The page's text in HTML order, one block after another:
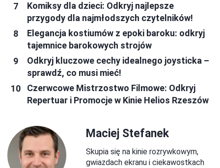
Komiksy dla dzieci: Odkryj najlepsze
przygody dla najmłodszych czytelników!
Elegancja kostiumów z epoki baroku: odkryj
tajemnice barokowych strojów
Odkryj kluczowe cechy idealnego joysticka –
sprawdź, co musi mieć!
Czerwcowe Mistrzostwo Filmowe: Odkryj
Repertuar i Promocje w Kinie Helios Rzeszów
Maciej Stefanek
Skupia się na kinie rozrywkowym,
gwiazdach ekranu i ciekawostkach